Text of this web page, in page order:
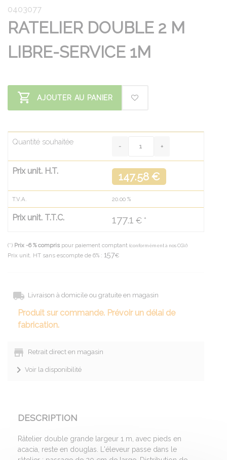
0403077
RATELIER DOUBLE 2 M
LIBRE-SERVICE 1M
AJOUTER AU PANIER
Quantité souhaitée
Prix unit. H.T. 147.58 €
T.V.A. 20.00 %
Prix unit. T.T.C. 177.1 € *
(*) Prix -6 % compris pour paiement comptant (conformément à nos CGV)
Prix unit. HT sans escompte de 6% : 157€
Livraison à domicile ou gratuite en magasin
Produit sur commande. Prévoir un délai de
fabrication.
Retrait direct en magasin
Voir la disponibilité
DESCRIPTION
Râtelier double grande largeur 1 m, avec pieds en
acacia, reste en douglas. L'éleveur passe dans le